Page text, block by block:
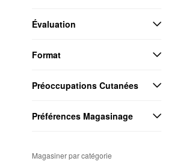
Évaluation
Format
Préoccupations Cutanées
Préférences Magasinage
Magasiner par catégorie